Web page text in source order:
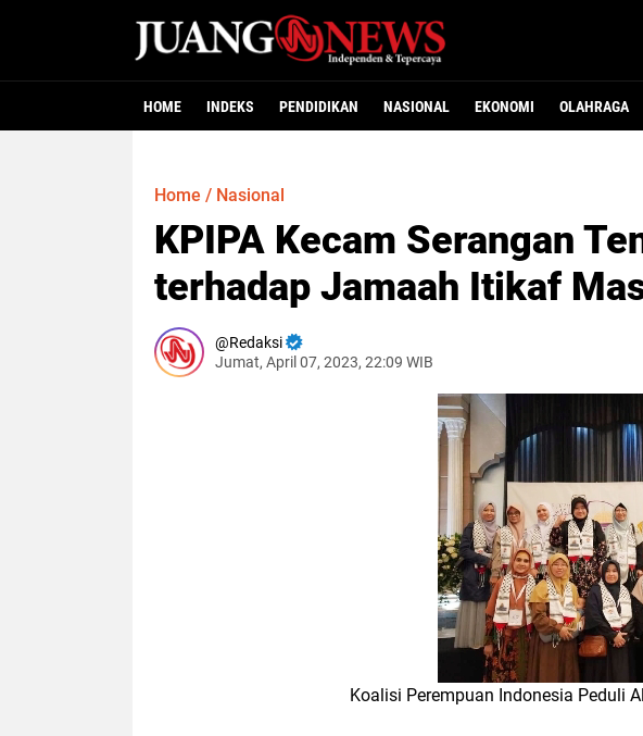
HOME INDEKS PENDIDIKAN NASIONAL EKONOMI OLAHRAGA
Home / Nasional
KPIPA Kecam Serangan
terhadap Jamaah Itikaf
Redaksi
Jumat, April 07, 2023, 22:09 WIB
Koalisi Perempuan Indonesia Peduli